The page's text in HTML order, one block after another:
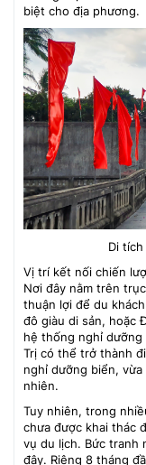
biệt cho địa phương.
Di
Vị trí kết nối chiến
Nơi đây nằm trên
thuận lợi để du
đô giàu di sản, hoặc
hệ thống nghỉ dưỡng
Trị có thể trở thành
nghỉ dưỡng biển, vừa
nhiên.
Tuy nhiên, trong
chưa được khai thác
vụ du lịch. Bức tranh
đây. Riêng 8 tháng